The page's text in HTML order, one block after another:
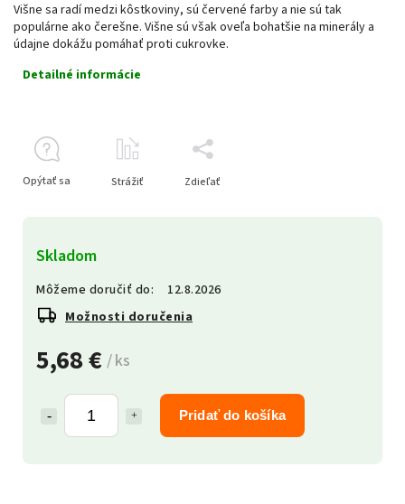
5,68 € / ks
Pridať do košíka
Skladom
Môžeme doručiť do:
12.8.2026
Možnosti doručenia
Višne sa radí medzi kôstkoviny, sú červené farby a nie sú tak
populárne ako čerešne. Višne sú však oveľa bohatšie na minerály a
údajne dokážu pomáhať proti cukrovke.
Detailné informácie
Opýtať sa Strážiť Zdieľať